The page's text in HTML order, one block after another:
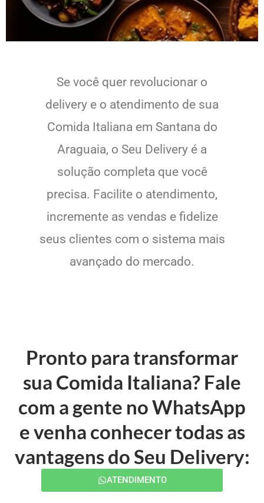
Se você quer revolucionar o
delivery e o atendimento de sua
Comida Italiana em Santana do
Araguaia, o Seu Delivery é a
solução completa que você
precisa. Facilite o atendimento,
incremente as vendas e fidelize
seus clientes com o sistema mais
avançado do mercado.
Pronto para transformar
sua Comida Italiana? Fale
com a gente no WhatsApp
e venha conhecer todas as
vantagens do Seu Delivery:
ATENDIMENTO